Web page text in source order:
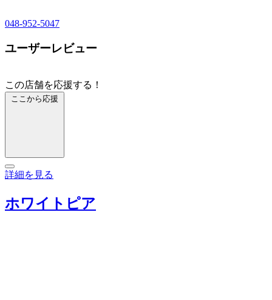
048-952-5047
ユーザーレビュー
この店舗を応援する！
ここから応援
詳細を見る
ホワイトピア